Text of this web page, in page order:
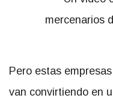
Pero estas
van convirtiendo en